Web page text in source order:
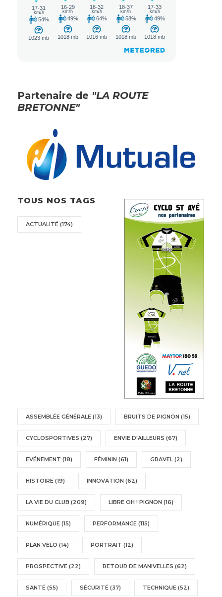
Partenaire de "LA ROUTE
BRETONNE"
TOUS NOS TAGS
ACTUALITÉ (174)
ASSEMBLÉE GÉNÉRALE (13) BRUITS DE PIGNON (15)
CYCLOSPORTIVES (27) ENVIE D'AILLEURS (67)
EVÉNEMENT (18) FÉMININ (61) GRAVEL (2)
HISTOIRE (19) INNOVATION (62)
LA VIE DU CLUB (209) LIBRE OH ! PIGNON (16)
NUMÉRIQUE (15) PERFORMANCE (115)
PLAN VÉLO (14) PORTRAIT (12)
PROSPECTIVE (22) RETOUR DE MANIVELLES (62)
SANTÉ (55) SÉCURITÉ (37) TECHNIQUE (52)